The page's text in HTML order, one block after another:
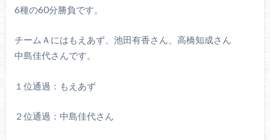
6種の60分勝負です。
チームＡにはもえあず、池田有香さん、高橋知成さん
中島佳代さんです。
１位通過：もえあず
２位通過：中島佳代さん